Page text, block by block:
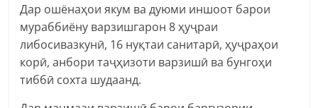
Дар ошёнаҳои якум ва дуюми иншоот барои
мураббиёну варзишгарон 8 ҳуҷраи
либосивазкунӣ, 16 нуқтаи санитарӣ, ҳуҷраҳои
корӣ, анбори таҷҳизоти варзишӣ ва бунгоҳи
тиббӣ сохта шудаанд.